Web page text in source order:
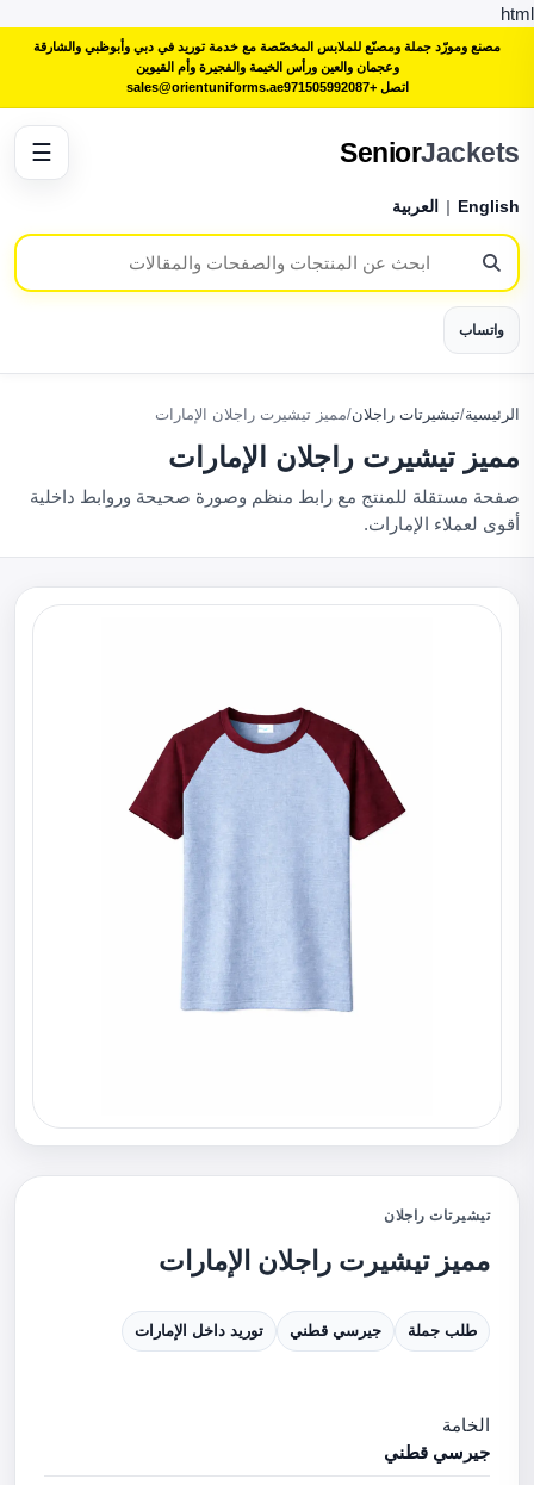
html
مصنع ومورّد جملة ومصنّع للملابس المخصّصة مع خدمة توريد في دبي وأبوظبي والشارقة
وعجمان والعين ورأس الخيمة والفجيرة وأم القيوين
اتصل +971505992087
sales@orientuniforms.ae
SeniorJackets
English
| العربية
واتساب
☰
الرئيسية/تيشيرتات راجلان/مميز تيشيرت راجلان الإمارات
مميز تيشيرت راجلان الإمارات
صفحة مستقلة للمنتج مع رابط منظم وصورة صحيحة وروابط داخلية
أقوى لعملاء الإمارات.
تيشيرتات راجلان
مميز تيشيرت راجلان الإمارات
طلب جملة جيرسي قطني توريد داخل الإمارات
الخامة
جيرسي قطني